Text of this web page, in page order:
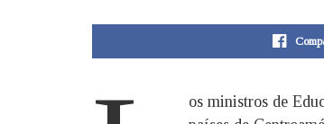
os ministros de